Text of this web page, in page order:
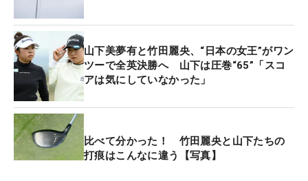
残すことになった。そして続く3打目は傾斜で戻さ
れ、オーバーし、寄らず、とミスが続いた。平均ス
コアは4.472と難易度がもっとも易しい、取りたい
ホールで、5オン2パットのダブルボギーを喫した。
10番で3メートルのバーディパットを決めたが、
「波に乗りたかったけれど乗り切れず」と、そこか
ら2ボギー。最終18番パー5ではユーティリティの2
打目が奥にこぼれ、スピンを効かせたアプローチで
山下美夢有と竹田麗央、“日本の女王”がワン
ツーで全英決勝へ 山下は圧巻“65”「スコ
アは気にしていなかった」
比べて分かった！ 竹田麗央と山下たちの
打痕はこんなに違う【写真】